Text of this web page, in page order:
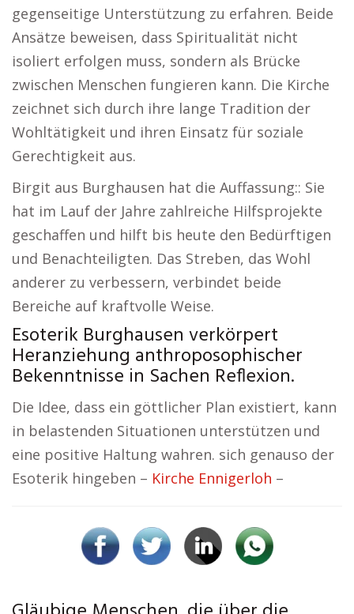
gegenseitige Unterstützung zu erfahren. Beide
Ansätze beweisen, dass Spiritualität nicht
isoliert erfolgen muss, sondern als Brücke
zwischen Menschen fungieren kann. Die Kirche
zeichnet sich durch ihre lange Tradition der
Wohltätigkeit und ihren Einsatz für soziale
Gerechtigkeit aus.
Birgit aus Burghausen hat die Auffassung:: Sie
hat im Lauf der Jahre zahlreiche Hilfsprojekte
geschaffen und hilft bis heute den Bedürftigen
und Benachteiligten. Das Streben, das Wohl
anderer zu verbessern, verbindet beide
Bereiche auf kraftvolle Weise.
Esoterik Burghausen verkörpert
Heranziehung anthroposophischer
Bekenntnisse in Sachen Reflexion.
Die Idee, dass ein göttlicher Plan existiert, kann
in belastenden Situationen unterstützen und
eine positive Haltung wahren. sich genauso der
Esoterik hingeben – Kirche Ennigerloh –